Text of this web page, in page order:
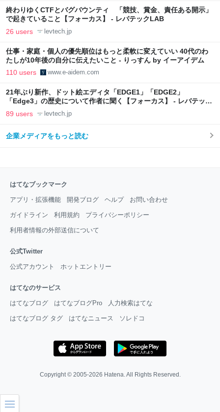
終わりゆくCTFとバグバウンティ 「競技、賞金、責任ある開示」
で起きていること【フォーカス】 - レバテックLAB
26 users levtech.jp
仕事・家庭・個人の優先順位はもっと柔軟に変えていい 40代のわ
たしが10年後の自分に伝えたいこと - りっすん by イーアイデム
110 users www.e-aidem.com
21年ぶり新作、ドット絵エディタ「EDGE1」「EDGE2」
「Edge3」の歴史について作者に聞く【フォーカス】 - レバテック
LAB
89 users levtech.jp
企業メディアをもっと読む
はてなブックマーク
アプリ・拡張機能 開発ブログ ヘルプ お問い合わせ
ガイドライン 利用規約 プライバシーポリシー
利用者情報の外部送信について
公式Twitter
公式アカウント ホットエントリー
はてなのサービス
はてなブログ はてなブログPro 人力検索はてな
はてなブログ タグ はてなニュース ソレドコ
Copyright © 2005-2026 Hatena. All Rights Reserved.